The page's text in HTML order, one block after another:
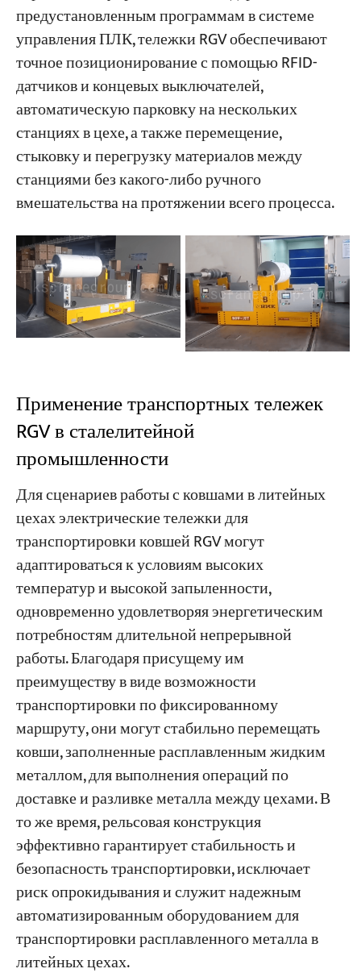
предустановленным программам в системе
управления ПЛК, тележки RGV обеспечивают
точное позиционирование с помощью RFID-
датчиков и концевых выключателей,
автоматическую парковку на нескольких
станциях в цехе, а также перемещение,
стыковку и перегрузку материалов между
станциями без какого-либо ручного
вмешательства на протяжении всего процесса.
Применение транспортных тележек
RGV в сталелитейной
промышленности
Для сценариев работы с ковшами в литейных
цехах электрические тележки для
транспортировки ковшей RGV могут
адаптироваться к условиям высоких
температур и высокой запыленности,
одновременно удовлетворяя энергетическим
потребностям длительной непрерывной
работы. Благодаря присущему им
преимуществу в виде возможности
транспортировки по фиксированному
маршруту, они могут стабильно перемещать
ковши, заполненные расплавленным жидким
металлом, для выполнения операций по
доставке и разливке металла между цехами. В
то же время, рельсовая конструкция
эффективно гарантирует стабильность и
безопасность транспортировки, исключает
риск опрокидывания и служит надежным
автоматизированным оборудованием для
транспортировки расплавленного металла в
литейных цехах.